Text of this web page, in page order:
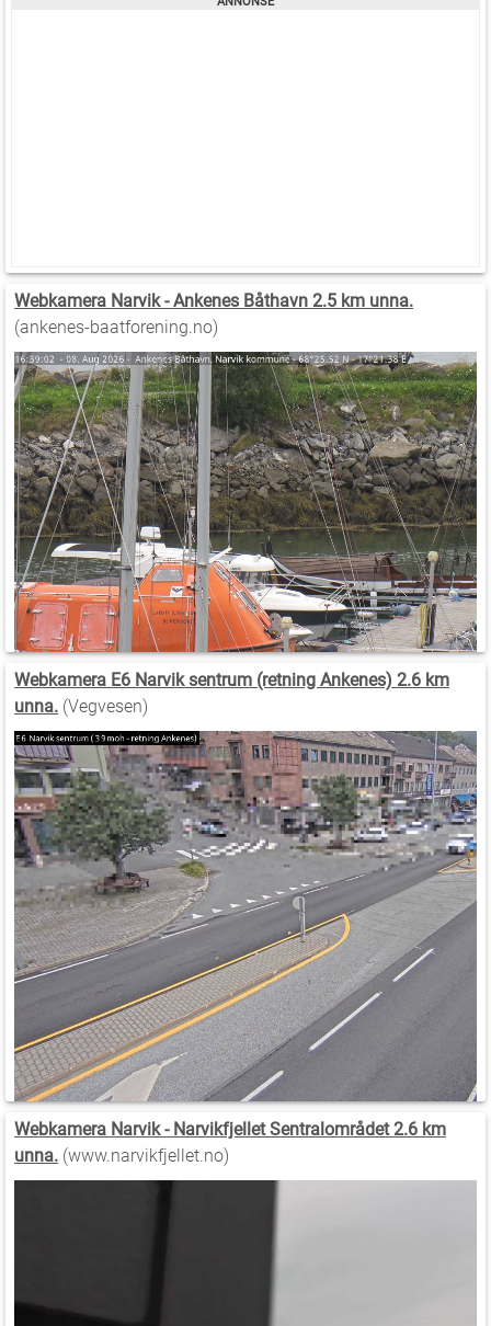
Webkamera Narvik - Ankenes Båthavn 2.5 km unna.
(ankenes-baatforening.no)
Webkamera E6 Narvik sentrum (retning Ankenes) 2.6 km
unna. (Vegvesen)
Webkamera Narvik - Narvikfjellet Sentralområdet 2.6 km
unna. (www.narvikfjellet.no)